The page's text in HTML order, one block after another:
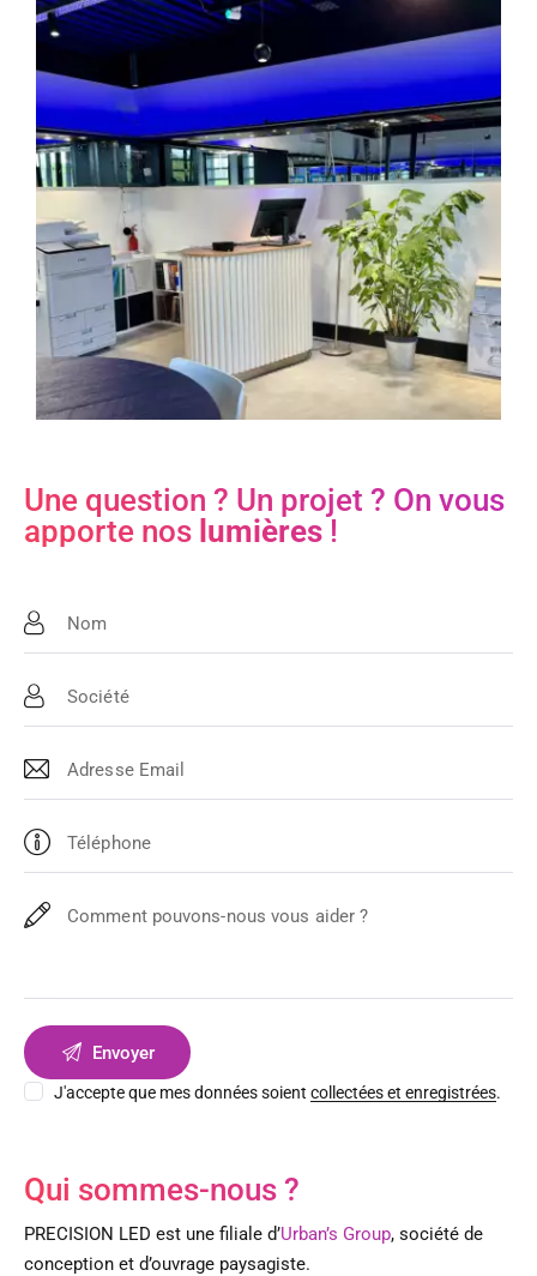
Une question ? Un projet ? On vous
apporte nos lumières !
J'accepte que mes données soientcollectées et enregistrées.
Qui sommes-nous ?
PRECISION LED est une filiale d’Urban’s Group, société de
conception et d’ouvrage paysagiste.